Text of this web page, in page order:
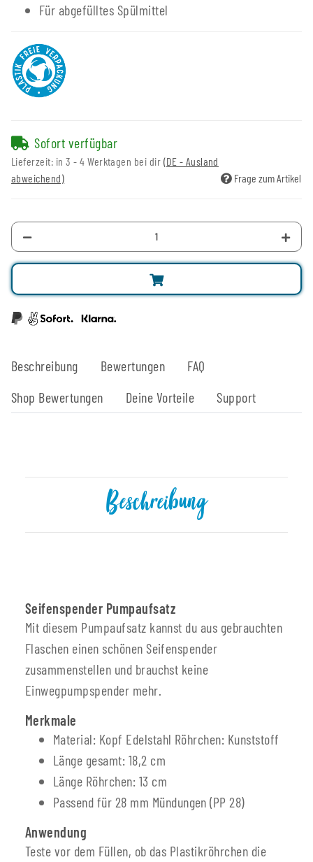
Für abgefülltes Spülmittel
Sofort verfügbar
Lieferzeit: in 3 - 4 Werktagen bei dir (DE - Ausland
abweichend)
Frage zum Artikel
Beschreibung Bewertungen
FAQ
Shop Bewertungen
Deine Vorteile Support
Beschreibung
Seifenspender Pumpaufsatz
Mit diesem Pumpaufsatz kannst du aus gebrauchten
Flaschen einen schönen Seifenspender
zusammenstellen und brauchst keine
Einwegpumpspender mehr.
Merkmale
Material: Kopf Edelstahl Röhrchen: Kunststoff
Länge gesamt: 18,2 cm
Länge Röhrchen: 13 cm
Passend für 28 mm Mündungen (PP 28)
Anwendung
Teste vor dem Füllen, ob das Plastikröhrchen die